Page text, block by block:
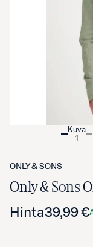
Kuva
1
ONLY & SONS
Only & Sons
Hinta39,99 €